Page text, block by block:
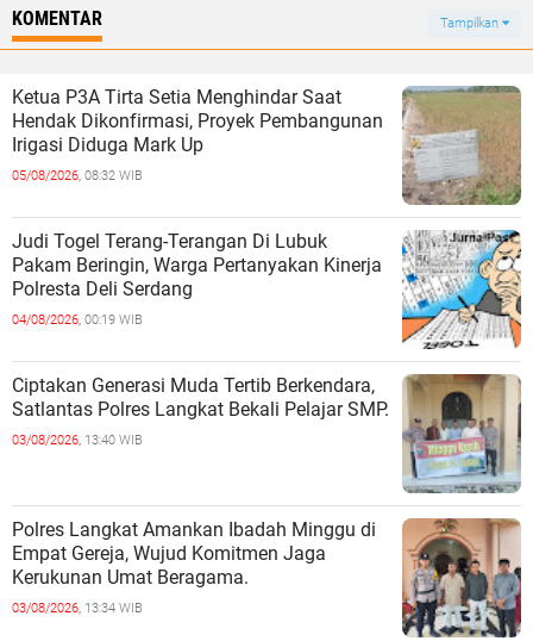
KOMENTAR Tampilkan
Ketua P3A Tirta Setia Menghindar Saat
Hendak Dikonfirmasi, Proyek Pembangunan
Irigasi Diduga Mark Up
05/08/2026, 08:32 WIB
Judi Togel Terang-Terangan Di Lubuk
Pakam Beringin, Warga Pertanyakan Kinerja
Polresta Deli Serdang
04/08/2026, 00:19 WIB
Ciptakan Generasi Muda Tertib Berkendara,
Satlantas Polres Langkat Bekali Pelajar SMP.
03/08/2026, 13:40 WIB
Polres Langkat Amankan Ibadah Minggu di
Empat Gereja, Wujud Komitmen Jaga
Kerukunan Umat Beragama.
03/08/2026, 13:34 WIB